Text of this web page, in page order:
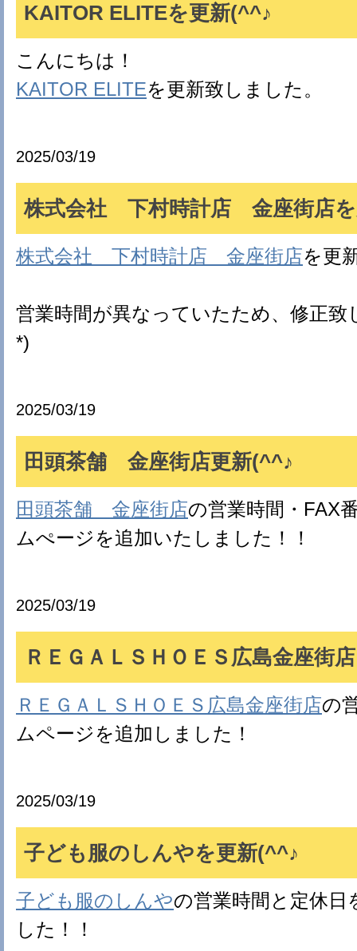
KAITOR ELITEを更新(^^♪
こんにちは！
KAITOR ELITEを更新致しました。
2025/03/19
株式会社 下村時計店 金座街店
株式会社 下村時計店 金座街店を更
営業時間が異なっていたため、修正
*)
2025/03/19
田頭茶舗 金座街店更新(^^♪
田頭茶舗 金座街店の営業時間・FAX
ムぺージを追加いたしました！！
2025/03/19
ＲＥＧＡＬＳＨＯＥＳ広島金座街
ＲＥＧＡＬＳＨＯＥＳ広島金座街店の
ムページを追加しました！
2025/03/19
子ども服のしんやを更新(^^♪
子ども服のしんやの営業時間と定休日
した！！